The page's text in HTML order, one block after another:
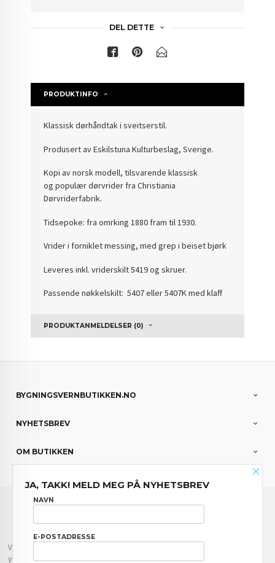
DEL DETTE
PRODUKTINFO
Klassisk dørhåndtak i sveitserstil.
Produsert av Eskilstuna Kulturbeslag, Sverige.
Kopi av norsk modell, tilsvarende klassisk
og populær dørvrider fra Christiania
Dørvriderfabrik.
Tidsepoke: fra omrking 1880 fram til 1930.
Vrider i forniklet messing, med grep i beiset bjørk
Leveres inkl. vriderskilt 5419 og skruer.
Passende nøkkelskilt: 5407 eller 5407K med klaff
PRODUKTANMELDELSER (0)
BYGNINGSVERNBUTIKKEN.NO
NYHETSBREV
OM BUTIKKEN
FRAKT
Vår nettbutikk bruker cookies slik at du får en bedre kjøpsopplevelse og vi kan
yte deg bedre service. Vi bruker cookies hovedsaklig til å lagre
×
JA, TAKK! MELD MEG PÅ NYHETSBREV
NAVN
E-POSTADRESSE